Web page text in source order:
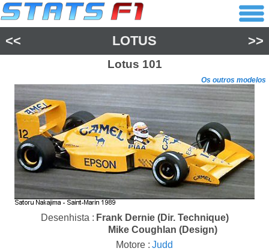
<< LOTUS >>
Lotus 101
Os outros modelos
Desenhista : Frank Dernie (Dir. Technique)
Mike Coughlan (Design)
Motore : Judd